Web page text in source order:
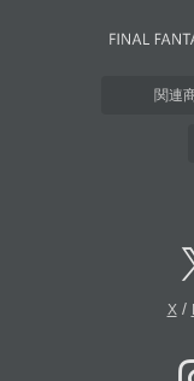
関連
X/